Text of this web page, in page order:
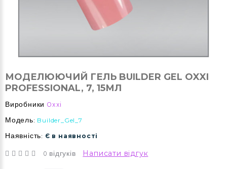
МОДЕЛЮЮЧИЙ ГЕЛЬ BUILDER GEL OXXI
PROFESSIONAL, 7, 15МЛ
Виробники Oxxi
Модель: Builder_Gel_7
Наявність: Є в наявності
0 відгуків Написати відгук